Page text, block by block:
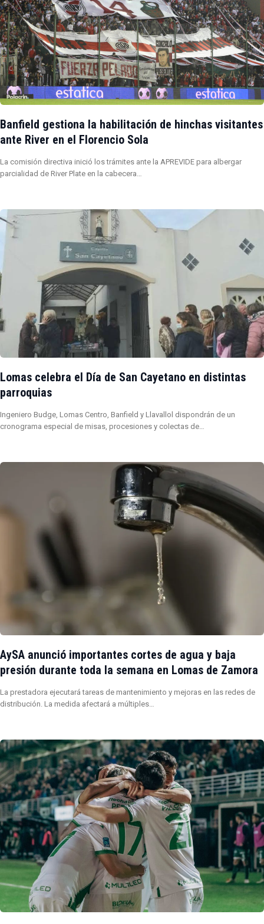
Banfield gestiona la habilitación de hinchas visitantes
ante River en el Florencio Sola
La comisión directiva inició los trámites ante la APREVIDE para albergar
parcialidad de River Plate en la cabecera…
Lomas celebra el Día de San Cayetano en distintas
parroquias
Ingeniero Budge, Lomas Centro, Banfield y Llavallol dispondrán de un
cronograma especial de misas, procesiones y colectas de…
AySA anunció importantes cortes de agua y baja
presión durante toda la semana en Lomas de Zamora
La prestadora ejecutará tareas de mantenimiento y mejoras en las redes de
distribución. La medida afectará a múltiples…